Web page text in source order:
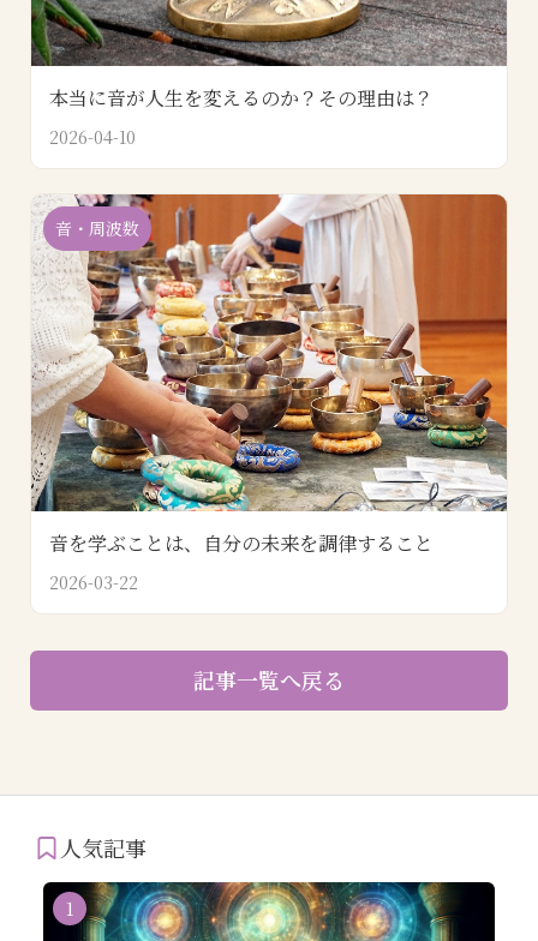
本当に音が人生を変えるのか？その理由は？
2026-04-10
音・周波数
音を学ぶことは、自分の未来を調律すること
2026-03-22
記事一覧へ戻る
人気記事
1